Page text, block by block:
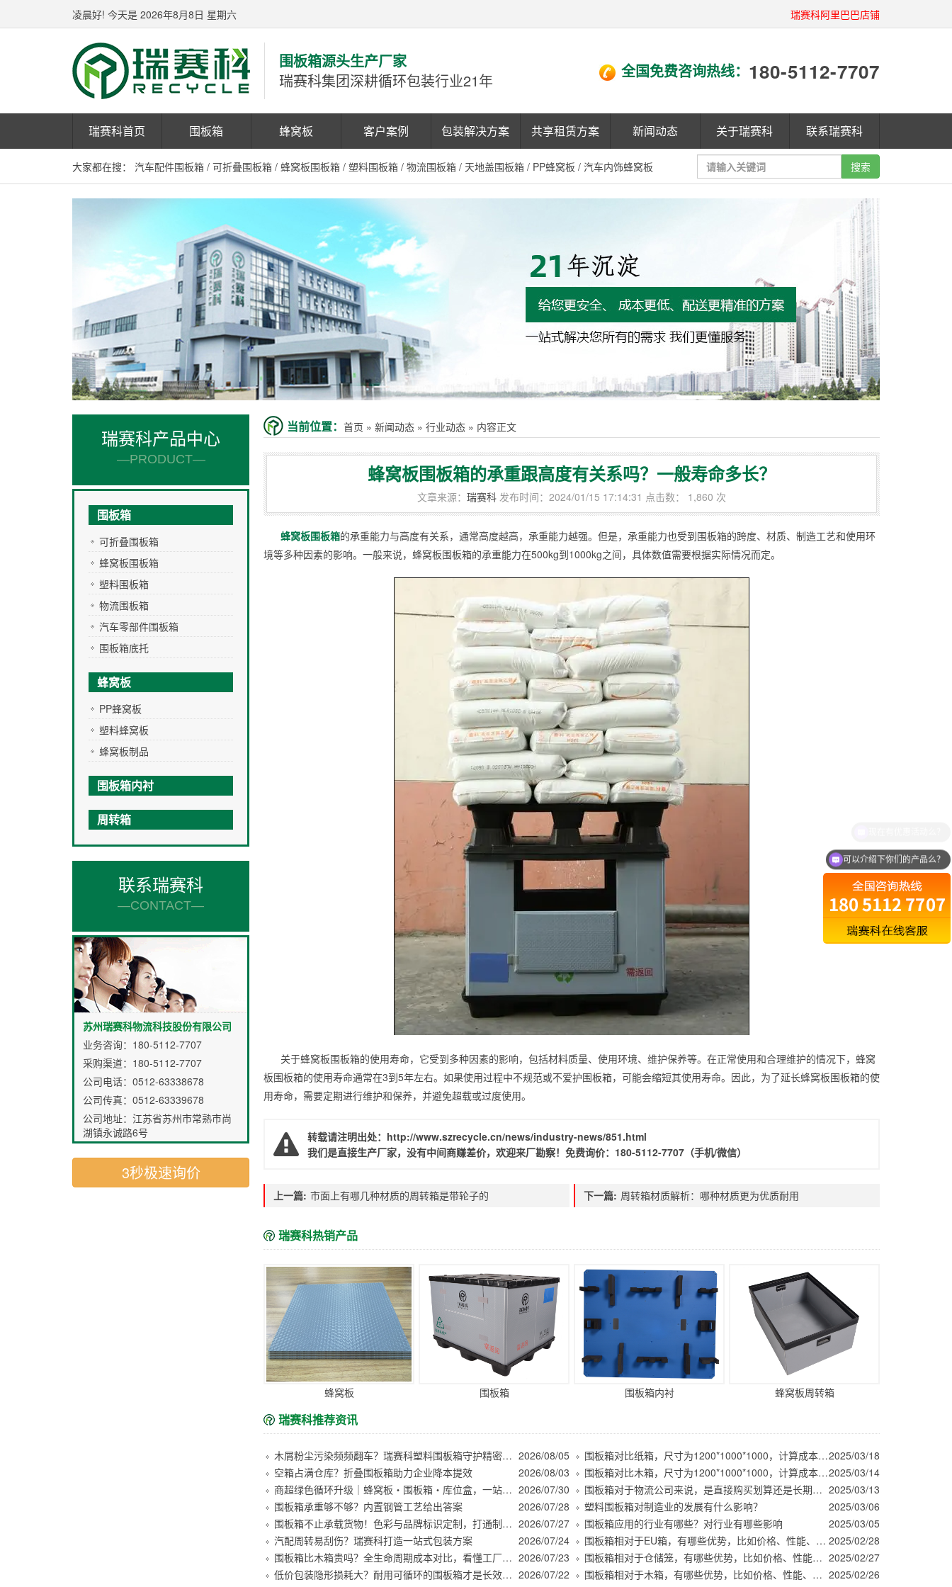
凌晨好! 今天是 2026年8月8日 星期六 瑞赛科阿里巴巴店铺
围板箱源头生产厂家
瑞赛科集团深耕循环包装行业21年
全国免费咨询热线： 180-5112-7707
瑞赛科首页 围板箱 蜂窝板 客户案例 包装解决方案 共享租赁方案 新闻动态 关于瑞赛科 联系瑞赛科
大家都在搜： 汽车配件围板箱 / 可折叠围板箱 / 蜂窝板围板箱 / 塑料围板箱 / 物流围板箱 / 天地盖围板箱 / PP蜂窝板 / 汽车内饰蜂窝板
瑞赛科产品中心
—PRODUCT—
围板箱
可折叠围板箱
蜂窝板围板箱
塑料围板箱
物流围板箱
汽车零部件围板箱
围板箱底托
蜂窝板
PP蜂窝板
塑料蜂窝板
蜂窝板制品
围板箱内衬
周转箱
联系瑞赛科
—CONTACT—
苏州瑞赛科物流科技股份有限公司
业务咨询： 180-5112-7707
采购渠道： 180-5112-7707
公司电话：0512-63338678
公司传真：0512-63339678
公司地址：江苏省苏州市常熟市尚
湖镇永诚路6号
3秒极速询价
当前位置： 首页 » 新闻动态 » 行业动态 » 内容正文
蜂窝板围板箱的承重跟高度有关系吗？一般寿命多长？
文章来源： 瑞赛科 发布时间：2024/01/15 17:14:31 点击数： 1,860 次
蜂窝板围板箱的承重能力与高度有关系，通常高度越高，承重能力越强。但是，承重能力也受到围板箱的跨度、材质、制造工艺和使用环
境等多种因素的影响。一般来说，蜂窝板围板箱的承重能力在500kg到1000kg之间，具体数值需要根据实际情况而定。
关于蜂窝板围板箱的使用寿命，它受到多种因素的影响，包括材料质量、使用环境、维护保养等。在正常使用和合理维护的情况下，蜂窝
板围板箱的使用寿命通常在3到5年左右。如果使用过程中不规范或不爱护围板箱，可能会缩短其使用寿命。因此，为了延长蜂窝板围板箱的使
用寿命，需要定期进行维护和保养，并避免超载或过度使用。
转载请注明出处： http://www.szrecycle.cn/news/industry-news/851.html
我们是直接生产厂家，没有中间商赚差价，欢迎来厂勘察！免费询价： 180-5112-7707 （手机/微信）
上一篇: 市面上有哪几种材质的周转箱是带轮子的 下一篇: 周转箱材质解析：哪种材质更为优质耐用
瑞赛科热销产品
蜂窝板 围板箱 围板箱内衬 蜂窝板周转箱
瑞赛科推荐资讯
木屑粉尘污染频频翻车？瑞赛科塑料围板箱守护精密件洁净周转 2026/08/05
空箱占满仓库？折叠围板箱助力企业降本提效
2026/08/03
商超绿色循环升级｜蜂窝板・围板箱・库位盒，一站式解决仓储周转痛点 2026/07/30
围板箱承重够不够？内置钢管工艺给出答案
2026/07/28
围板箱不止承载货物！色彩与品牌标识定制，打通制造业物流管理堵点 2026/07/27
汽配周转易刮伤？瑞赛科打造一站式包装方案
2026/07/24
围板箱比木箱贵吗？全生命周期成本对比，看懂工厂真实降本逻辑 2026/07/23
低价包装隐形损耗大？耐用可循环的围板箱才是长效降本 2026/07/22
围板箱对比纸箱，尺寸为1200*1000*1000，计算成本看哪个更划算2025/03/18
围板箱对比木箱，尺寸为1200*1000*1000，计算成本看哪个更划算2025/03/14
围板箱对于物流公司来说，是直接购买划算还是长期租赁划算？ 2025/03/13
塑料围板箱对制造业的发展有什么影响？
2025/03/06
围板箱应用的行业有哪些？对行业有哪些影响
2025/03/05
围板箱相对于EU箱，有哪些优势，比如价格、性能、使用方式等等方面 2025/02/28
围板箱相对于仓储笼，有哪些优势，比如价格、性能、使用方式等等方面 2025/02/27
围板箱相对于木箱，有哪些优势，比如价格、性能、使用方式等等方面 2025/02/26
可以介绍下你们的产品么？